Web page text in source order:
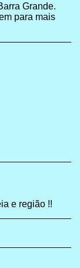
Grande.
para mais
e região !!